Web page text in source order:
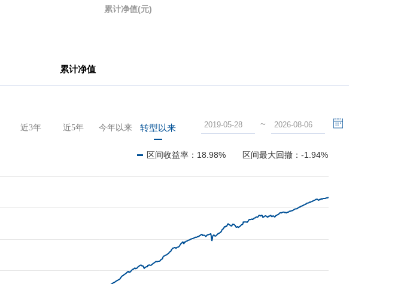
累计净值(元)
累计净值
近3年 近5年 今年以来 转型以来 ~
区间收益率： 18.98% 区间最大回撤：-1.94%